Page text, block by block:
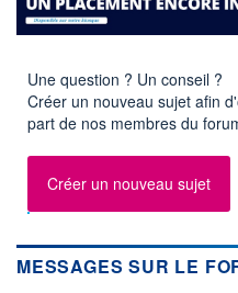
OUVERTURE
1,2000
1,3000
VOLUME
Une question ? Un conseil ?
Créer un nouveau sujet afin
part de nos membres du
Créer un nouveau sujet
MESSAGES SUR LE